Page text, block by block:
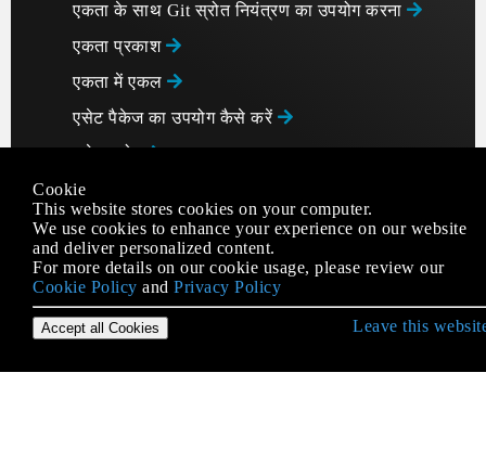
एकता के साथ Git स्रोत नियंत्रण का उपयोग करना
एकता प्रकाश
एकता में एकल
एसेट पैकेज का उपयोग कैसे करें
एसेट स्टोर
ऑडियो सिस्टम
ऑब्जेक्ट पूलिंग
गुण
गुणक विकास
टक्कर
टैग
Cookie
This website stores cookies on your computer.
We use cookies to enhance your experience on our website
and deliver personalized content.
For more details on our cookie usage, please review our
Cookie Policy and Privacy Policy
Accept all Cookies Leave this